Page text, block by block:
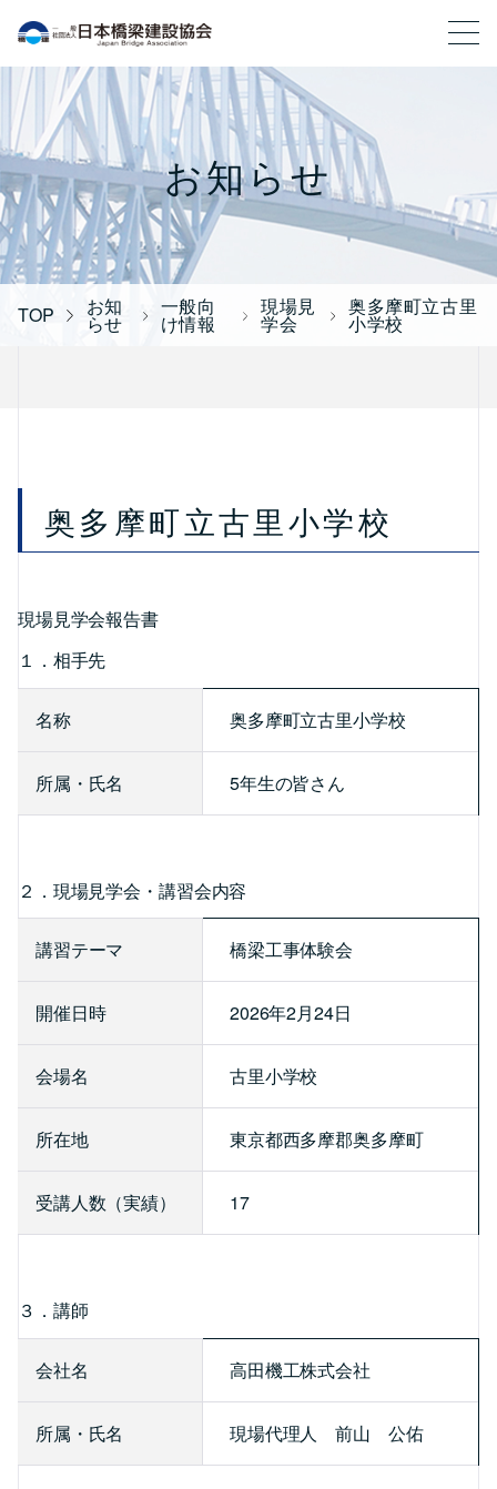
一般社団法人 日本橋梁建設協会
お知らせ
TOP お知
らせ
一般向
け情報
現場見
学会
奥多摩町立古里
小学校
奥多摩町立古里小学校
現場見学会報告書
１．相手先
名称 奥多摩町立古里小学校
所属・氏名 5年生の皆さん
２．現場見学会・講習会内容
講習テーマ 橋梁工事体験会
開催日時 2026年2月24日
会場名 古里小学校
所在地 東京都西多摩郡奥多摩町
受講人数（実績） 17
３．講師
会社名 高田機工株式会社
所属・氏名 現場代理人 前山 公佑